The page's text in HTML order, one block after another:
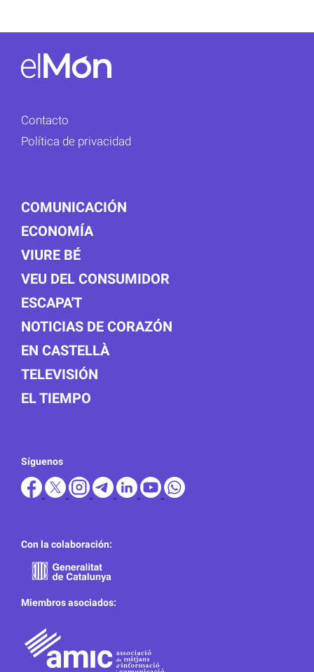
Contacto
Política de privacidad
COMUNICACIÓN
ECONOMÍA
VIURE BÉ
VEU DEL CONSUMIDOR
ESCAPA'T
NOTICIAS DE CORAZÓN
EN CASTELLÀ
TELEVISIÓN
EL TIEMPO
Síguenos
Con la colaboración:
Miembros asociados: